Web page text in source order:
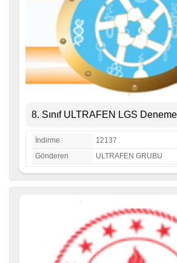
8. Sınıf ULTRAFEN LGS Deneme
İndirme
12137
Gönderen
ULTRAFEN GRUBU